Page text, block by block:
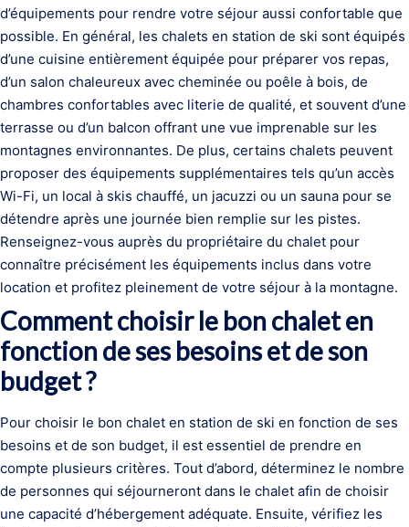
d’équipements pour rendre votre séjour aussi confortable que
possible. En général, les chalets en station de ski sont équipés
d’une cuisine entièrement équipée pour préparer vos repas,
d’un salon chaleureux avec cheminée ou poêle à bois, de
chambres confortables avec literie de qualité, et souvent d’une
terrasse ou d’un balcon offrant une vue imprenable sur les
montagnes environnantes. De plus, certains chalets peuvent
proposer des équipements supplémentaires tels qu’un accès
Wi-Fi, un local à skis chauffé, un jacuzzi ou un sauna pour se
détendre après une journée bien remplie sur les pistes.
Renseignez-vous auprès du propriétaire du chalet pour
connaître précisément les équipements inclus dans votre
location et profitez pleinement de votre séjour à la montagne.
Comment choisir le bon chalet en
fonction de ses besoins et de son
budget ?
Pour choisir le bon chalet en station de ski en fonction de ses
besoins et de son budget, il est essentiel de prendre en
compte plusieurs critères. Tout d’abord, déterminez le nombre
de personnes qui séjourneront dans le chalet afin de choisir
une capacité d’hébergement adéquate. Ensuite, vérifiez les